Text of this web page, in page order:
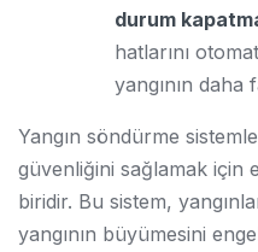
durum
hatlarını
yangının daha
Yangın söndürme
güvenliğini sağlamak için
biridir. Bu sistem,
yangının büyümesini